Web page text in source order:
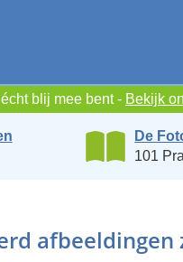
blij mee bent - Bekijk
De
101
afbeeldingen